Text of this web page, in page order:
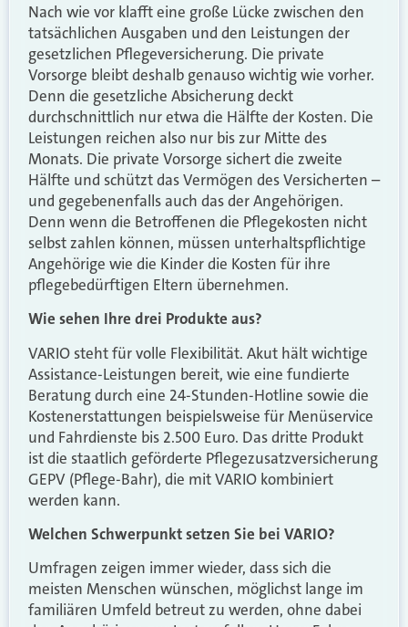
Nach wie vor klafft eine große Lücke zwischen den
tatsächlichen Ausgaben und den Leistungen der
gesetzlichen Pflegeversicherung. Die private
Vorsorge bleibt deshalb genauso wichtig wie vorher.
Denn die gesetzliche Absicherung deckt
durchschnittlich nur etwa die Hälfte der Kosten. Die
Leistungen reichen also nur bis zur Mitte des
Monats. Die private Vorsorge sichert die zweite
Hälfte und schützt das Vermögen des Versicherten –
und gegebenenfalls auch das der Angehörigen.
Denn wenn die Betroffenen die Pflegekosten nicht
selbst zahlen können, müssen unterhaltspflichtige
Angehörige wie die Kinder die Kosten für ihre
pflegebedürftigen Eltern übernehmen.
Wie sehen Ihre drei Produkte aus?
VARIO steht für volle Flexibilität. Akut hält wichtige
Assistance-Leistungen bereit, wie eine fundierte
Beratung durch eine 24-Stunden-Hotline sowie die
Kostenerstattungen beispielsweise für Menüservice
und Fahrdienste bis 2.500 Euro. Das dritte Produkt
ist die staatlich geförderte Pflegezusatzversicherung
GEPV (Pflege-Bahr), die mit VARIO kombiniert
werden kann.
Welchen Schwerpunkt setzen Sie bei VARIO?
Umfragen zeigen immer wieder, dass sich die
meisten Menschen wünschen, möglichst lange im
familiären Umfeld betreut zu werden, ohne dabei